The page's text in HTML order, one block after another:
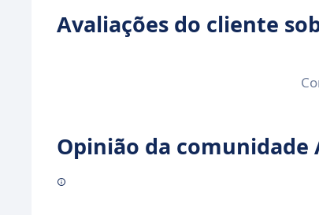
Avaliações do cliente
Opinião da comunidade